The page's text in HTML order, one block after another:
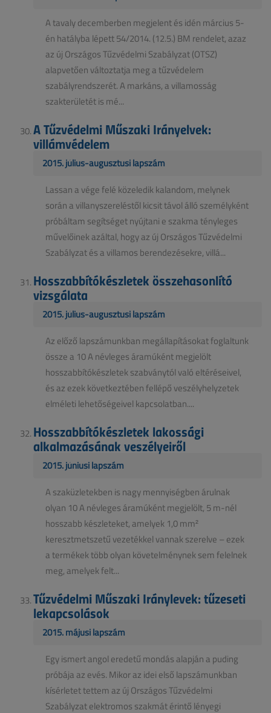
A tavaly decemberben megjelent és idén március 5-
én hatályba lépett 54/2014. (12.5.) BM rendelet, azaz
az új Országos Tűzvédelmi Szabályzat (OTSZ)
alapvetően változtatja meg a tűzvédelem
szabályrendszerét. A markáns, a villamosság
szakterületét is mé...
A Tűzvédelmi Műszaki Irányelvek:
villámvédelem
2015. július-augusztusi lapszám
Lassan a vége felé közeledik kalandom, melynek
során a villanyszereléstől kicsit távol álló személyként
próbáltam segítséget nyújtani e szakma tényleges
művelőinek azáltal, hogy az új Országos Tűzvédelmi
Szabályzat és a villamos berendezésekre, villá...
Hosszabbítókészletek összehasonlító
vizsgálata
2015. július-augusztusi lapszám
Az előző lapszámunkban megállapításokat foglaltunk
össze a 10 A névleges áramúként megjelölt
hosszabbítókészletek szabványtól való eltéréseivel,
és az ezek következtében fellépő veszélyhelyzetek
elméleti lehetőségeivel kapcsolatban....
Hosszabbítókészletek lakossági
alkalmazásának veszélyeiről
2015. júniusi lapszám
A szaküzletekben is nagy mennyiségben árulnak
olyan 10 A névleges áramúként megjelölt, 5 m-nél
hosszabb készleteket, amelyek 1,0 mm²
keresztmetszetű vezetékkel vannak szerelve – ezek
a termékek több olyan követelménynek sem felelnek
meg, amelyek felt...
Tűzvédelmi Műszaki Iránylevek: tűzeseti
lekapcsolások
2015. májusi lapszám
Egy ismert angol eredetű mondás alapján a puding
próbája az evés. Mikor az idei első lapszámunkban
kísérletet tettem az új Országos Tűzvédelmi
Szabályzat elektromos szakmát érintő lényegi